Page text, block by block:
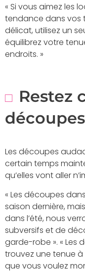
« Si vous aimez les
tendance dans vos
délicat, utilisez un
équilibrez votre
endroits. »
Restez
découpes
Les découpes
certain temps
qu’elles vont aller
« Les découpes
saison dernière,
dans l’été, nous
subversifs et de
garde-robe ». « Les
trouvez une tenue
que vous voulez